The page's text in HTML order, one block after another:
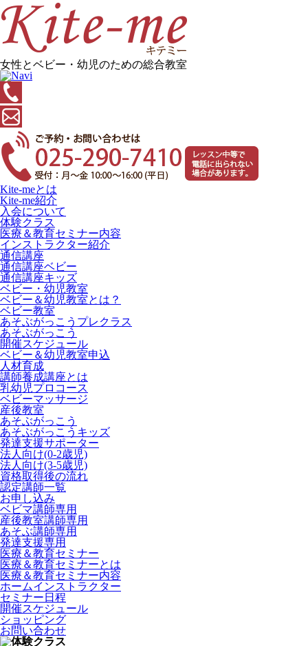
女性とベビー・幼児のための総合教室
Kite-meとは
Kite-me紹介
入会について
体験クラス
医療＆教育セミナー内容
インストラクター紹介
通信講座
通信講座ベビー
通信講座キッズ
ベビー・幼児教室
ベビー＆幼児教室とは？
ベビー教室
あそぶがっこうプレクラス
あそぶがっこう
開催スケジュール
ベビー＆幼児教室申込
人材育成
講師養成講座とは
乳幼児プロコース
ベビーマッサージ
産後教室
あそぶがっこう
あそぶがっこうキッズ
発達支援サポーター
法人向け(0-2歳児)
法人向け(3-5歳児)
資格取得後の流れ
認定講師一覧
お申し込み
ベビマ講師専用
産後教室講師専用
あそぶ講師専用
発達支援専用
医療＆教育セミナー
医療＆教育セミナーとは
医療＆教育セミナー内容
ホームインストラクター
セミナー日程
開催スケジュール
ショッピング
お問い合わせ